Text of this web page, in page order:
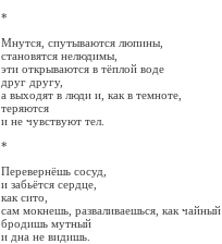
*
Мнутся, спутываются люпины,
становятся нелюдимы,
эти открываются в тёплой воде
друг другу,
а выходят в люди и, как в темноте,
теряются
и не чувствуют тел.
*
Перевернёшь сосуд,
и забьётся сердце,
как сито,
сам мокнешь, разваливаешься, как
бродишь мутный
и дна не видишь.